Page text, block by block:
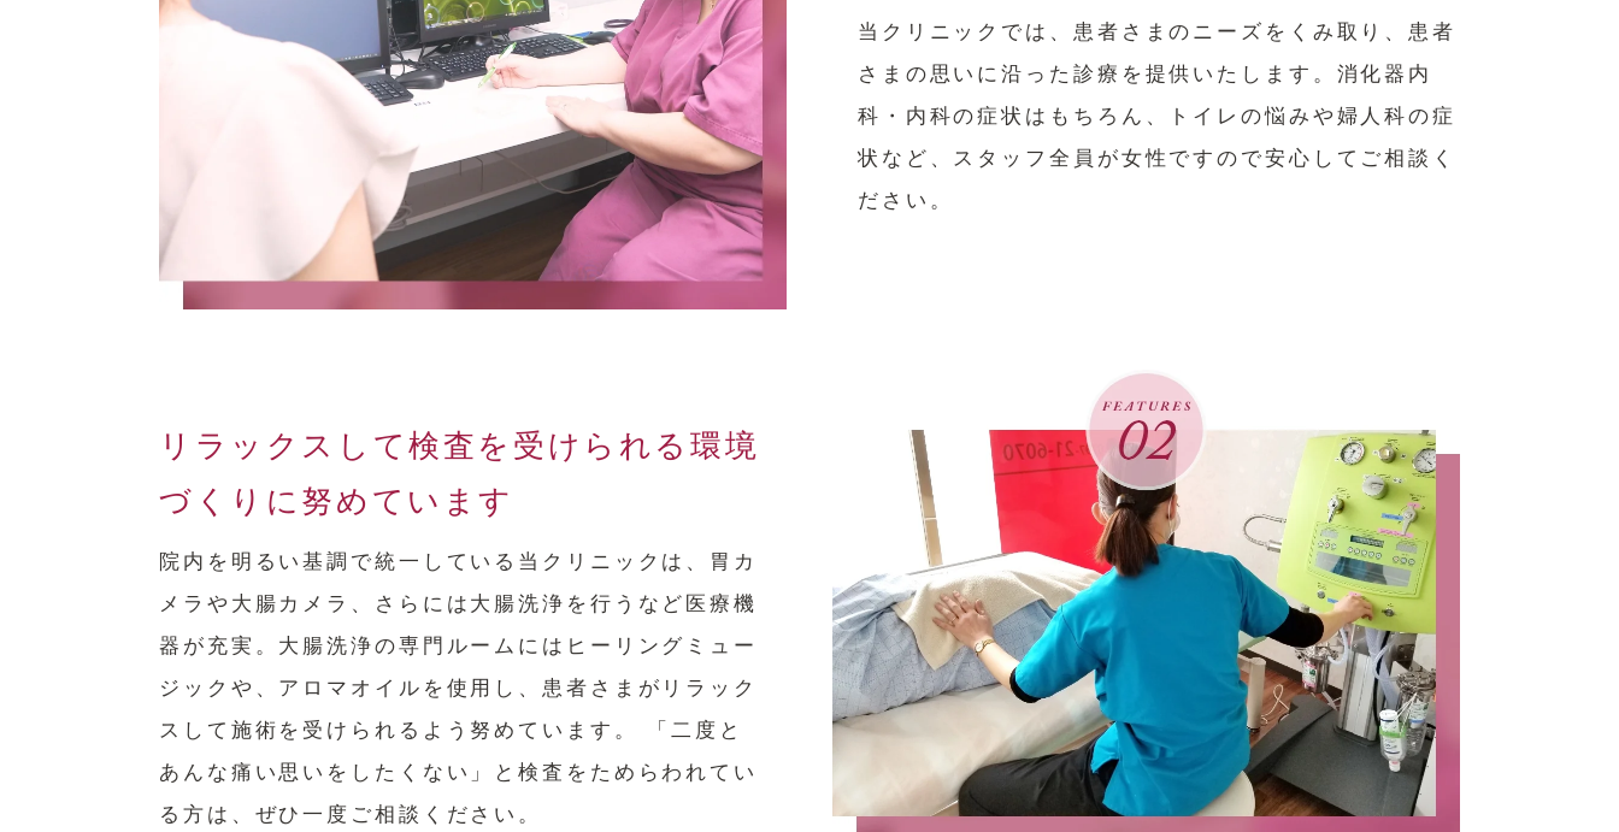
当クリニックでは、患者さまのニーズをくみ取り、患者
さまの思いに沿った診療を提供いたします。消化器内
科・内科の症状はもちろん、トイレの悩みや婦人科の症
状など、スタッフ全員が女性ですので安心してご相談く
ださい。
リラックスして検査を受けられる環境
づくりに努めています
院内を明るい基調で統一している当クリニックは、胃カ
メラや大腸カメラ、さらには大腸洗浄を行うなど医療機
器が充実。大腸洗浄の専門ルームにはヒーリングミュー
ジックや、アロマオイルを使用し、患者さまがリラック
スして施術を受けられるよう努めています。 「二度と
あんな痛い思いをしたくない」と検査をためらわれてい
る方は、ぜひ一度ご相談ください。